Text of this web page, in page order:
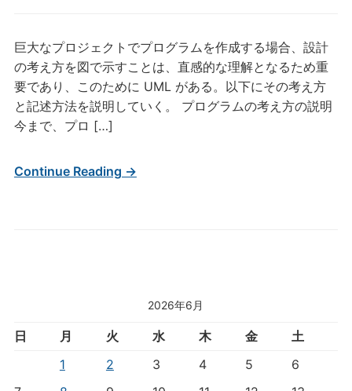
2026年6月
日 月 火 水 木 金
土
1
2 3 4 5
6
巨大なプロジェクトでプログラムを作成する場合、設計
の考え方を図で示すことは、直感的な理解となるため重
要であり、このために UML がある。以下にその考え方
と記述方法を説明していく。 プログラムの考え方の説明
今まで、プロ […]
Continue Reading →